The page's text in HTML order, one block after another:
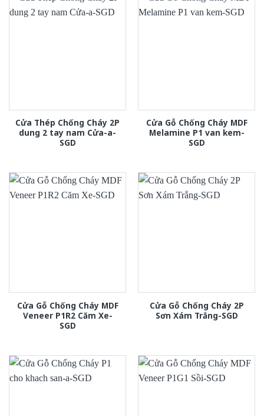
Cửa Thép Chống Cháy 2P
dung 2 tay nam Cửa-a-
SGD
Cửa Gỗ Chống Cháy MDF
Melamine P1 van kem-
SGD
Cửa Gỗ Chống Cháy MDF
Veneer P1R2 Căm Xe-
SGD
Cửa Gỗ Chống Cháy 2P
Sơn Xám Trắng-SGD